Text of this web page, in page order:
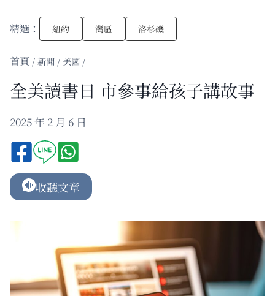
精選： 紐約 灣區 洛杉磯
/新聞 / 美國 /
全美讀書日 市參事給孩子講故事
2025 年 2 月 6 日
收聽文章